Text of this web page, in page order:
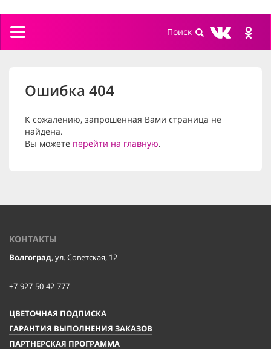
Toggle
Ошибка 404
К сожалению, запрошенная Вами страница не
найдена.
Вы можете перейти на главную.
КОНТАКТЫ
Волгоград, ул. Советская, 12
+7-927-50-42-777
ЦВЕТОЧНАЯ ПОДПИСКА
ГАРАНТИЯ ВЫПОЛНЕНИЯ ЗАКАЗОВ
ПАРТНЕРСКАЯ ПРОГРАММА